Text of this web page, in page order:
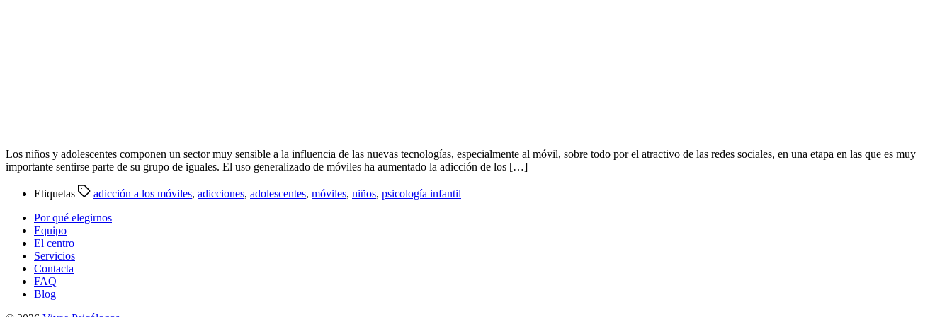
Los niños y adolescentes componen un sector muy sensible a la influencia de las nuevas tecnologías, especialmente al móvil, sobre todo por el atractivo de las redes sociales, en una etapa en las que es muy
importante sentirse parte de su grupo de iguales. El uso generalizado de móviles ha aumentado la adicción de los […]
Etiquetas adicción a los móviles, adicciones, adolescentes, móviles, niños, psicología infantil
Por qué elegirnos
Equipo
El centro
Servicios
Contacta
FAQ
Blog